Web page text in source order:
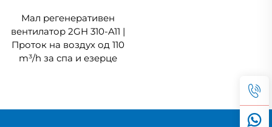
Мал регенеративен
вентилатор 2GH 310-A11 |
Проток на воздух од 110
m³/h за спа и езерце